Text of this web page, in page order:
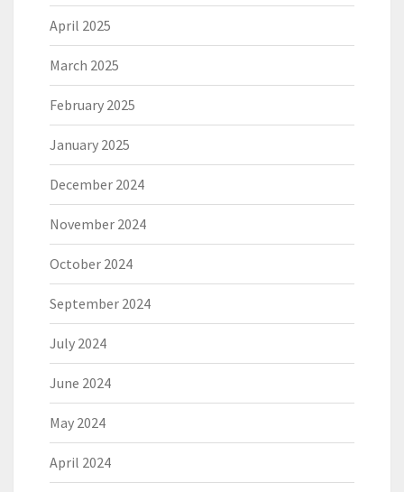
April 2025
March 2025
February 2025
January 2025
December 2024
November 2024
October 2024
September 2024
July 2024
June 2024
May 2024
April 2024